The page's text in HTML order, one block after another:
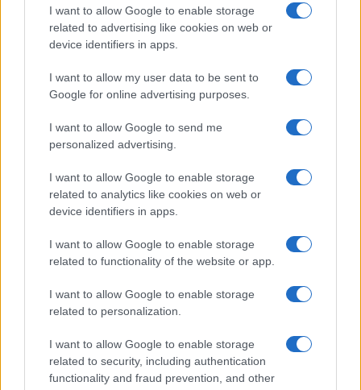
I want to allow Google to enable storage
related to advertising like cookies on web or
device identifiers in apps.
I want to allow my user data to be sent to
Google for online advertising purposes.
I want to allow Google to send me
personalized advertising.
I want to allow Google to enable storage
related to analytics like cookies on web or
device identifiers in apps.
I want to allow Google to enable storage
related to functionality of the website or app.
I want to allow Google to enable storage
related to personalization.
I want to allow Google to enable storage
related to security, including authentication
functionality and fraud prevention, and other
interattive, il co-proprietario di FaZe Clan, Banks
ha visto un volume totale di quasi 872 ETH
scambiati delle sue chiavi su Friend.tech nelle
prime 24 ore dalla sua iscrizione, ottenendo
43,19 ETHin guadagni passivi tramite
commissioni di transazione. Si tratta di un
guadagno di $72.000 in meno di un giorno.
Rain, un altro creatore di contenuti che si è
iscritto alla piattaforma lunedì, ha accumulato
oltre 226 ETH in volume di
scambi delle sue chiavi , con un guadagno di
Giuseppe Vitagliano, BTCSentinel.com 23 agosto